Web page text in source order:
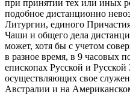
при принятии тех или иных
подобное дистанционно
Литургии, единого
Чаши и общего дела
может, хотя бы с учетом
в разное время, в 9 часовых
епископах Русской и
осуществляющих свое
Австралии и на